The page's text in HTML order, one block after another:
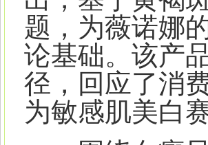
题，为薇诺娜
论基础。该产
径，回应了消
为敏感肌美白